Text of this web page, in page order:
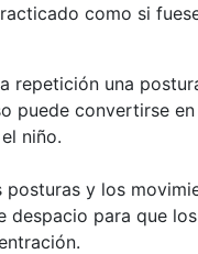
como si
repetición una
puede convertirse
niño.
posturas y los
despacio para que